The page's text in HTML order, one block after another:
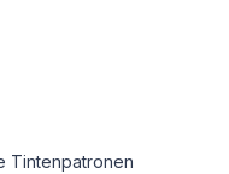
Tintenpatronen